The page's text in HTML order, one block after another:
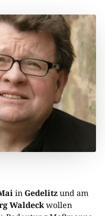
in Gedelitzund am
Waldeckwollen